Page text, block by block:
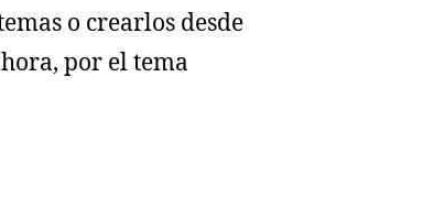
o crearlos desde
por el tema